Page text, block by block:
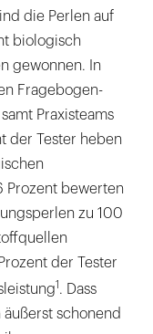
die Perlen auf
biologisch
gewonnen. In
Fragebogen-
Praxisteams
der Tester heben
Prozent bewerten
zu 100
der Tester
1. Dass
äußerst schonend